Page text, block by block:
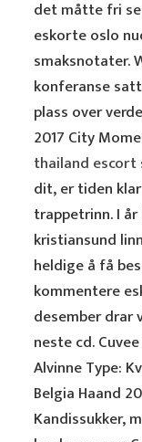
det måtte fri
eskorte oslo
smaksnotater.
konferanse
plass over
2017 City
thailand escort
dit, er tiden
trappetrinn. I
kristiansund
heldige å få
kommentere
desember drar
neste cd.
Alvinne Type:
Belgia Haand
Kandissukker,